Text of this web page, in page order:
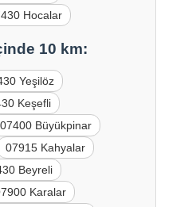
Hocalar
10 km:
Yeşilöz
Keşefli
07400 Büyükpinar
07915 Kahyalar
Beyreli
Karalar